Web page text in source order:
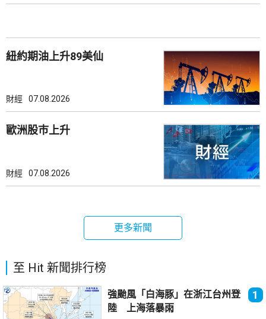
紐約期油上升89美仙
財經 07.08.2026
歐洲股巿上升
財經 07.08.2026
更多新聞
至 Hit 新聞排行榜
強颱風「白海豚」在浙江台州登
陸 上海落暴雨
1